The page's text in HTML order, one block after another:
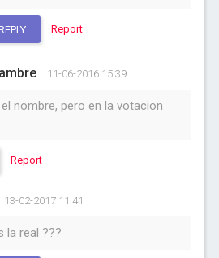
Report
11-06-2016 15:39
nombre, pero en la votacion
Report
13-02-2017 11:41
la real ???